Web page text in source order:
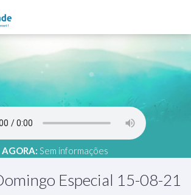
AGORA: Sem informações
Especial 15-08-21